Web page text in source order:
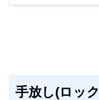
手放し(ロッ